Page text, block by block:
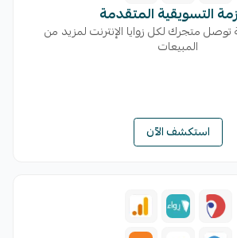
التسويقية المتقدمة
توصل متجرك لكل زوايا الإنترنت لمزيد من
المبيعات
استكشف الآن